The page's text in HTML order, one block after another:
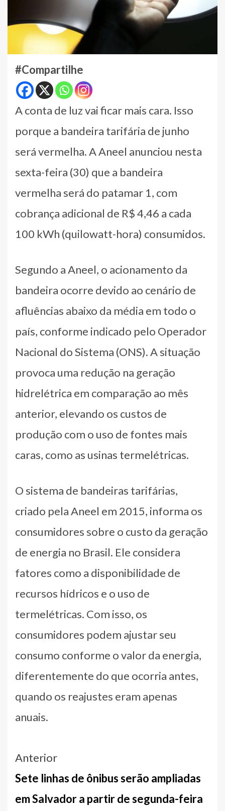
#Compartilhe
A conta de luz vai ficar mais cara. Isso
porque a bandeira tarifária de junho
será vermelha. A Aneel anunciou nesta
sexta-feira (30) que a bandeira
vermelha será do patamar 1, com
cobrança adicional de R$ 4,46 a cada
100 kWh (quilowatt-hora) consumidos.
Segundo a Aneel, o acionamento da
bandeira ocorre devido ao cenário de
afluências abaixo da média em todo o
país, conforme indicado pelo Operador
Nacional do Sistema (ONS). A situação
provoca uma redução na geração
hidrelétrica em comparação ao mês
anterior, elevando os custos de
produção com o uso de fontes mais
caras, como as usinas termelétricas.
O sistema de bandeiras tarifárias,
criado pela Aneel em 2015, informa os
consumidores sobre o custo da geração
de energia no Brasil. Ele considera
fatores como a disponibilidade de
recursos hídricos e o uso de
termelétricas. Com isso, os
consumidores podem ajustar seu
consumo conforme o valor da energia,
diferentemente do que ocorria antes,
quando os reajustes eram apenas
anuais.
Navegação
entre
notícias
Anterior
Sete linhas de ônibus serão ampliadas
em Salvador a partir de segunda-feira